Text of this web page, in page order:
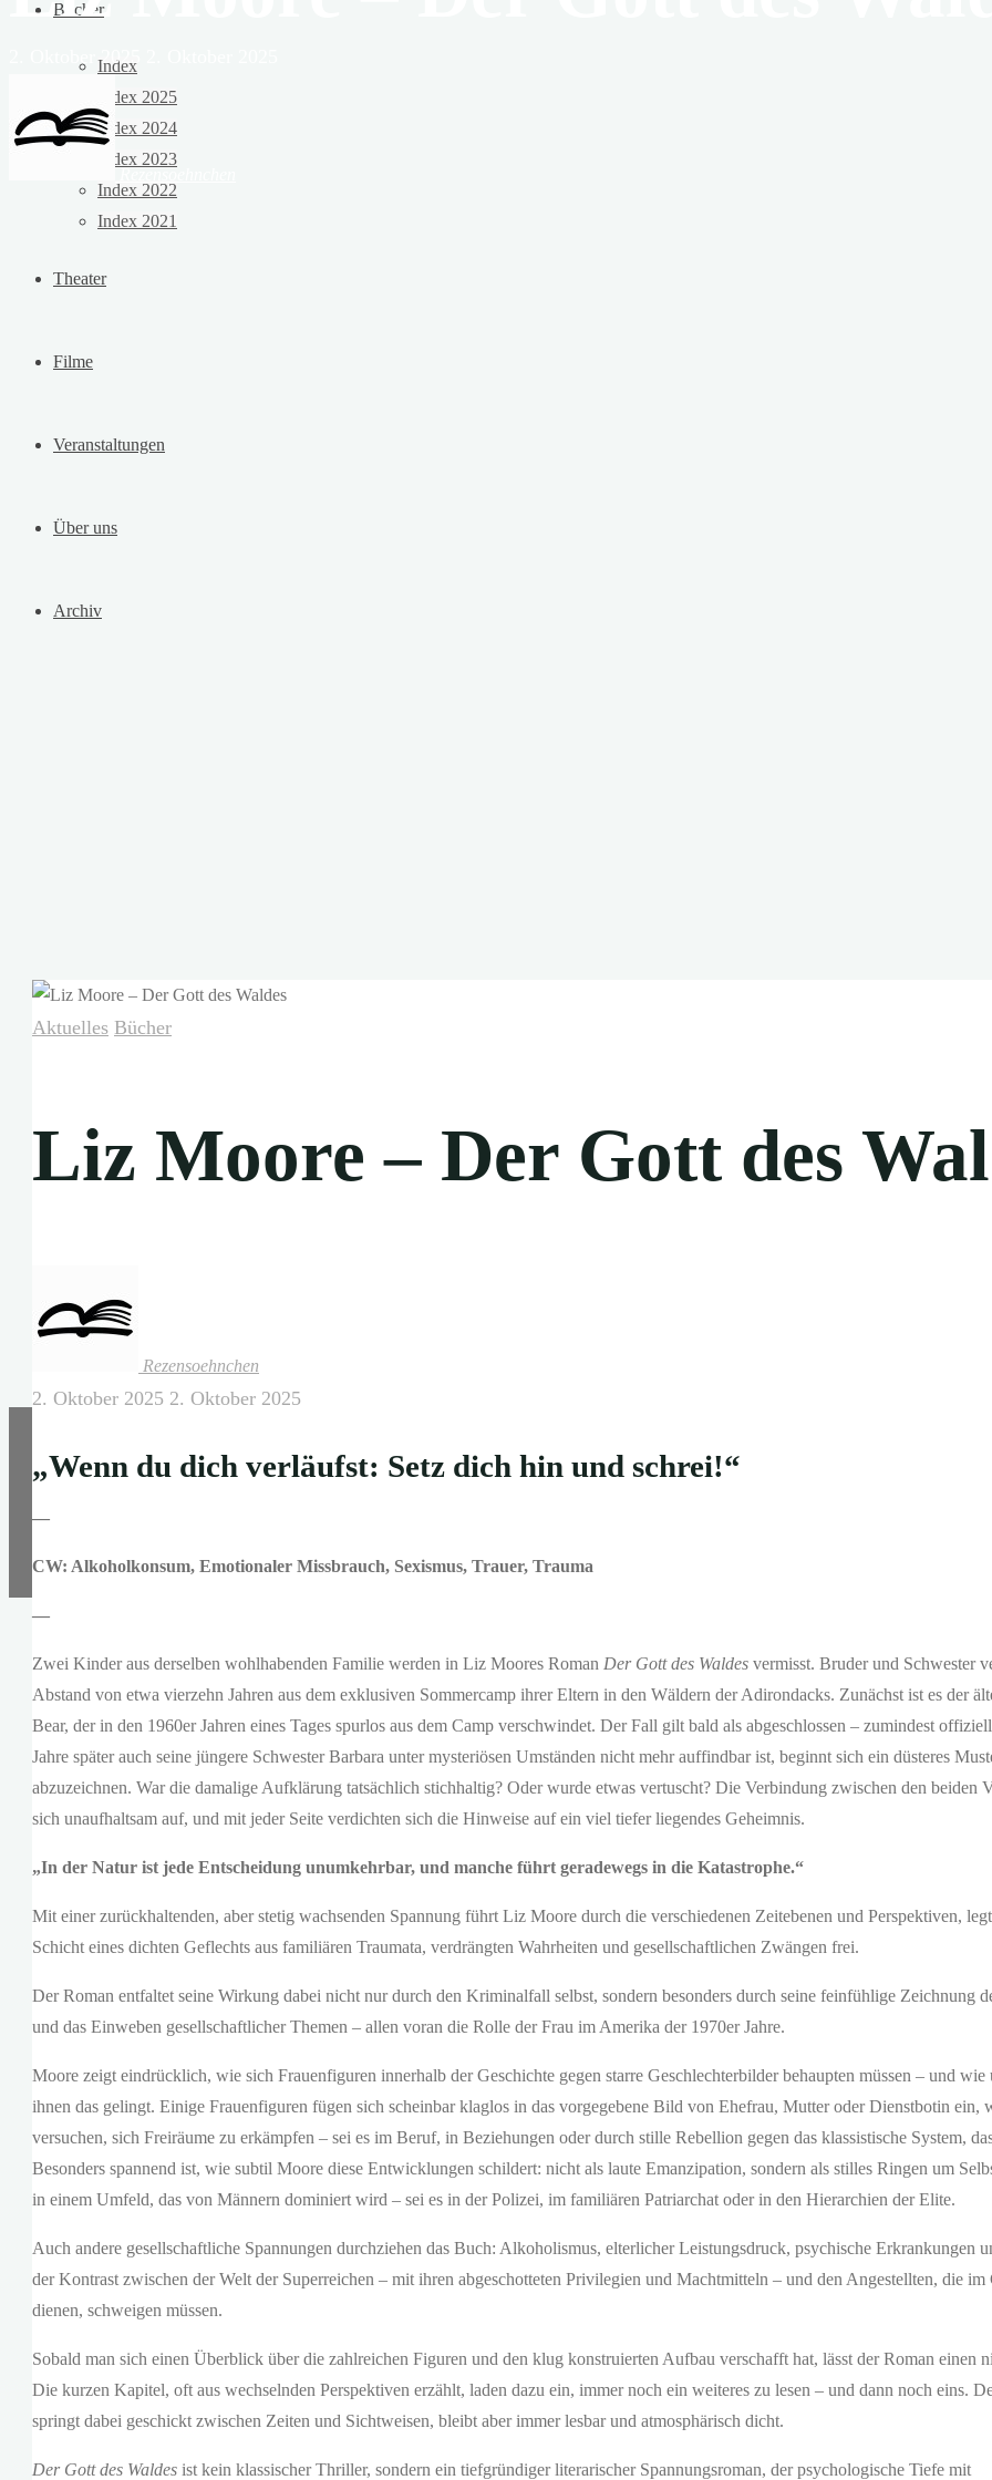
Bücher
Index
Index 2025
Index 2024
Index 2023
Index 2022
Index 2021
Theater
Filme
Veranstaltungen
Über uns
Archiv
2. Oktober 2025
Aktuelles Bücher
Liz Moore – Der Gott des
Rezensoehnchen
2. Oktober 2025 2. Oktober 2025
„Wenn du dich verläufst: Setz dich hin und schrei!“
—
CW: Alkoholkonsum, Emotionaler Missbrauch, Sexismus, Trauer, Trauma
—
Zwei Kinder aus derselben wohlhabenden Familie werden in Liz Moores Roman Der Gott des Waldes vermisst. Bruder und Schwester
Abstand von etwa vierzehn Jahren aus dem exklusiven Sommercamp ihrer Eltern in den Wäldern der Adirondacks. Zunächst ist es der
Bear, der in den 1960er Jahren eines Tages spurlos aus dem Camp verschwindet. Der Fall gilt bald als abgeschlossen – zumindest
Jahre später auch seine jüngere Schwester Barbara unter mysteriösen Umständen nicht mehr auffindbar ist, beginnt sich ein düsteres
abzuzeichnen. War die damalige Aufklärung tatsächlich stichhaltig? Oder wurde etwas vertuscht? Die Verbindung zwischen den beiden
sich unaufhaltsam auf, und mit jeder Seite verdichten sich die Hinweise auf ein viel tiefer liegendes Geheimnis.
„In der Natur ist jede Entscheidung unumkehrbar, und manche führt geradewegs in die Katastrophe.“
Mit einer zurückhaltenden, aber stetig wachsenden Spannung führt Liz Moore durch die verschiedenen Zeitebenen und Perspektiven,
Schicht eines dichten Geflechts aus familiären Traumata, verdrängten Wahrheiten und gesellschaftlichen Zwängen frei.
Der Roman entfaltet seine Wirkung dabei nicht nur durch den Kriminalfall selbst, sondern besonders durch seine feinfühlige Zeichnung
und das Einweben gesellschaftlicher Themen – allen voran die Rolle der Frau im Amerika der 1970er Jahre.
Moore zeigt eindrücklich, wie sich Frauenfiguren innerhalb der Geschichte gegen starre Geschlechterbilder behaupten müssen – und wie
ihnen das gelingt. Einige Frauenfiguren fügen sich scheinbar klaglos in das vorgegebene Bild von Ehefrau, Mutter oder Dienstbotin ein,
versuchen, sich Freiräume zu erkämpfen – sei es im Beruf, in Beziehungen oder durch stille Rebellion gegen das klassistische System,
Besonders spannend ist, wie subtil Moore diese Entwicklungen schildert: nicht als laute Emanzipation, sondern als stilles Ringen um
in einem Umfeld, das von Männern dominiert wird – sei es in der Polizei, im familiären Patriarchat oder in den Hierarchien der Elite.
Auch andere gesellschaftliche Spannungen durchziehen das Buch: Alkoholismus, elterlicher Leistungsdruck, psychische Erkrankungen
der Kontrast zwischen der Welt der Superreichen – mit ihren abgeschotteten Privilegien und Machtmitteln – und den Angestellten, die im
dienen, schweigen müssen.
Sobald man sich einen Überblick über die zahlreichen Figuren und den klug konstruierten Aufbau verschafft hat, lässt der Roman einen
Die kurzen Kapitel, oft aus wechselnden Perspektiven erzählt, laden dazu ein, immer noch ein weiteres zu lesen – und dann noch eins.
springt dabei geschickt zwischen Zeiten und Sichtweisen, bleibt aber immer lesbar und atmosphärisch dicht.
Der Gott des Waldes ist kein klassischer Thriller, sondern ein tiefgründiger literarischer Spannungsroman, der psychologische Tiefe mit